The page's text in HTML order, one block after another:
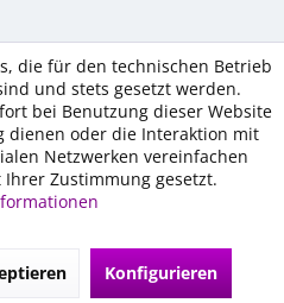
die für den technischen Betrieb
und stets gesetzt werden.
bei Benutzung dieser Website
dienen oder die Interaktion mit
Netzwerken vereinfachen
Zustimmung gesetzt.
Konfigurieren